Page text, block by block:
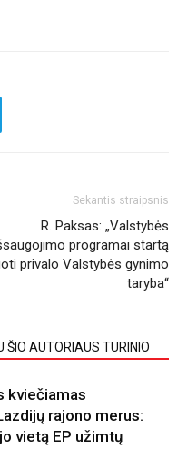
Sekantis straipsnis
R. Paksas: „Valstybės
programai startą
privalo Valstybės gynimo
taryba“
ŠIO AUTORIAUS TURINIO
kviečiamas
rajono merus:
vietą EP užimtų